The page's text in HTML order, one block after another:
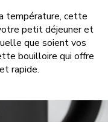
température, cette
petit déjeuner et
que soient vos
bouilloire qui offre
rapide.